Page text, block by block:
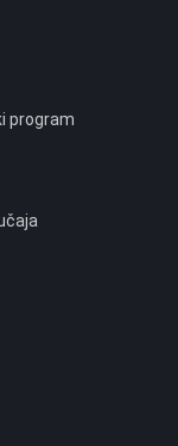
program